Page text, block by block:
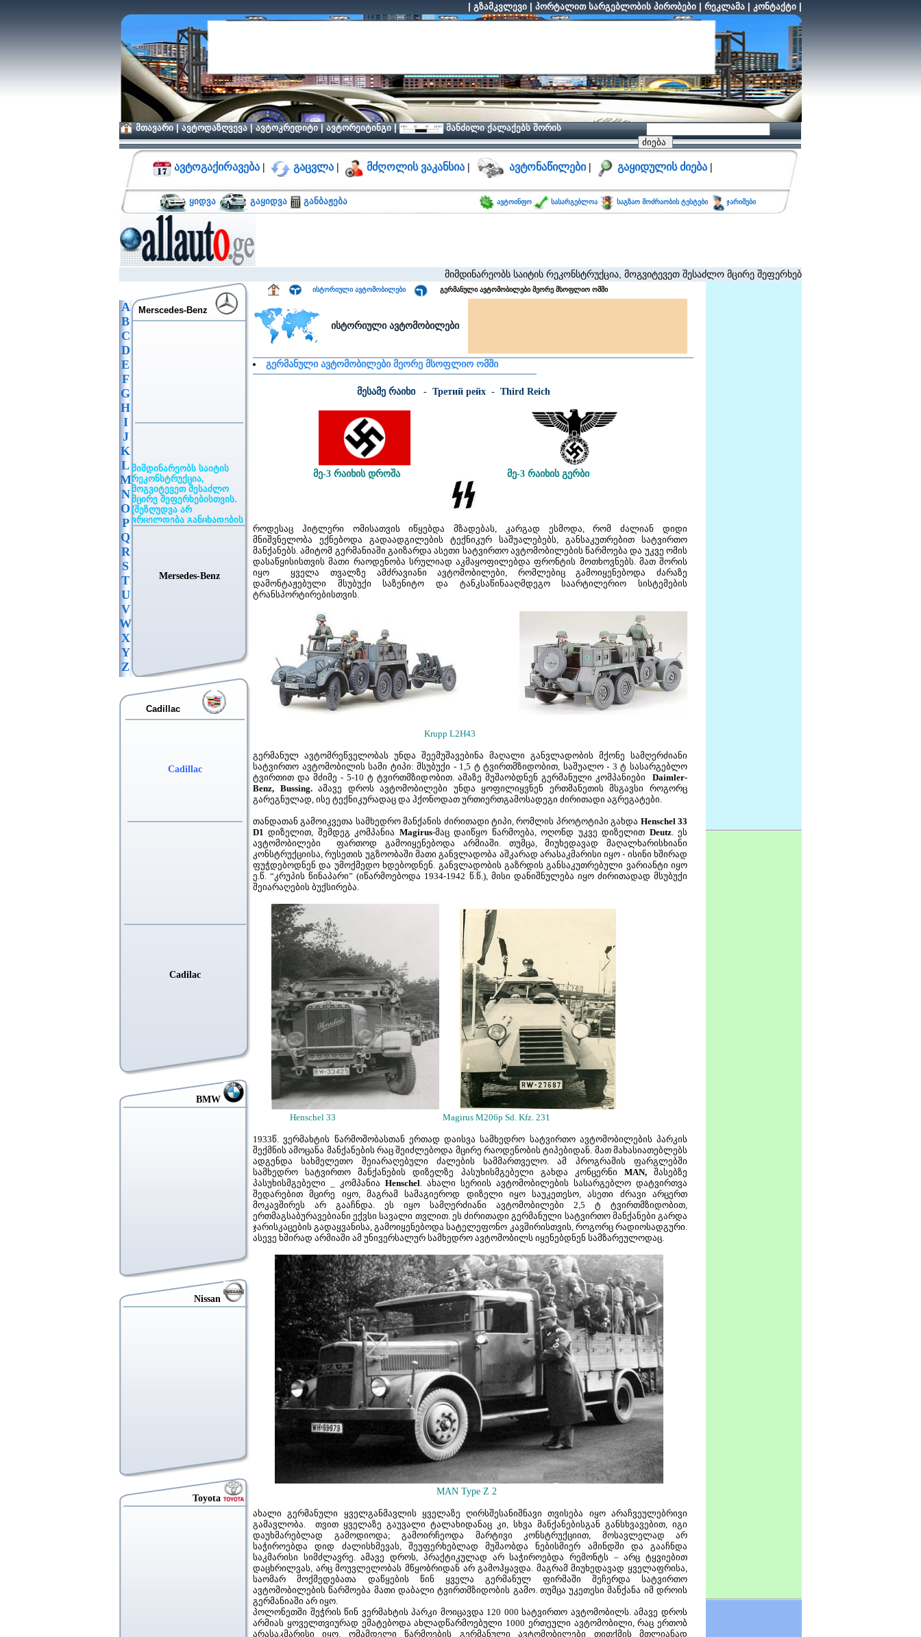
გზამკვლევი პორტალით სარგებლობის პირობები რეკლამა კონტაქტი
მთავარი|ავტოდაზღვევა|ავტოკრედიტი|ავტორეიტინგი| მანძილი ქალაქებს შორის
ავტოგაქირავება | გაცვლა | მძღოლის ვაკანსია | ავტონაწილები| გაყიდულის ძიება |
ყიდვა გაყიდვა განბაჟება ავტოინფო სასარგებლოა საგზაო მოძრაობის ტესტები ჯარიმები
მიმდინარეობს საიტის რეკონსტრუქცია, მოგვიტევეთ შესაძლო მცირე შეფერხებისთვის. (შეზღუდვა არ ვრცელდება
A
B
C
D
E
F
G
H
I
J
K
L
M
N
O
P
Q
R
S
T
U
V
W
X
Y
Z
Merscedes-Benz
რეკონსტრუქცია,
მოგვიტევეთ შესაძლო
მცირე შეფერხებისთვის.
(შეზღუდვა არ
ვრცელდება განცხადების
განთავსებაზე)
Mersedes-Benz
Cadillac
Cadillac
Cadilac
BMW
Nissan
Toyota
ისტორიული ავტომობილები გერმანული ავტომობილები მეორე მსოფლიო ომში
ისტორიული ავტომობილები
გერმანული ავტომობილები მეორე მსოფლიო ომში
მესამე რაიხი - Третий рейх - Third Reich
მე-3 რაიხის დროშა მე-3 რაიხის გერბი
როდესაც ჰიტლერი ომისათვის იწყებდა მზადებას, კარგად ესმოდა, რომძალიან დიდი
მნიშვნელობა ექნებოდა გადაადგილების ტექნიკურ საშუალებებს, განსაკუთრებით სატვირთო
მანქანებს. ამიტომ გერმანიაში გაიზარდა ასეთი სატვირთო ავტომობილების წარმოება და უკვე ომის
დასაწყისისთვის მათი რაოდენობა სრულიად აკმაყოფილებდა ფრონტის მოთხოვნებს. მათ შორის
იყო ყველა თვალზე ამძრავიანი ავტომობილები, რომლებიც გამოიყენებოდა ძარაზე
დამონტაჟებული მსუბუქი საზენიტო და ტანკსაწინააღმდეგო საარტილერიო სისტემების
ტრანსპორტირებისთვის.
Krupp L2H43
გერმანულ ავტომრეწველობას უნდა შეემუშავებინა მაღალი განვლადობის მქონე სამღერძიანი
სატვირთო ავტომობილის სამი ტიპი: მსუბუქი - 1,5 ტ ტვირთმზიდობით, საშუალო - 3 ტ სასარგებლო
ტვირთით და მძიმე - 5-10 ტ ტვირთმზიდობით. ამაზე მუშაობდნენ გერმანული კომპანიები Daimler-
Benz, Bussing.ამავე დროს ავტომობილები უნდა ყოფილიყვნენ ერთმანეთის მსგავსი როგორც
გარეგნულად, ისე ტექნიკურადაც და ჰქონოდათ ურთიერთგამოსადეგი ძირითადი აგრეგატები.
თანდათან გამოიკვეთა სამხედრო მანქანის ძირითადი ტიპი, რომლის პროტოტიპი გახდა Henschel 33
D1 დიზელით, შემდეგ კომპანია Magirus-მაც დაიწყო წარმოება, ოღონდ უკვე დიზელით Deutz. ეს
ავტომობილები ფართოდ გამოიყენებოდა არმიაში. თუმცა, მიუხედავად მაღალხარისხიანი
კონსტრუქციისა, რუსეთის უგზოობაში მათი განვლადობა აშკარად არასაკმარისი იყო - ისინი ხშირად
ფუჭდებოდნენ და უმოქმედო ხდებოდნენ. განვლადობის გაზრდის განსაკუთრებული ვარიანტი იყო
ე.წ. “კრუპის წინაპარი” (იწარმოებოდა 1934-1942 წ.წ.), მისი დანიშნულება იყო ძირითადად მსუბუქი
შეიარაღების ბუქსირება.
Henschel 33 Magirus M206p Sd. Kfz. 231
1933წ. ვერმახტის წარმოშობასთან ერთად დაისვა სამხედრო სატვირთო ავტომობილების პარკის
შექმნის ამოცანა მანქანების რაც შეიძლებოდა მცირე რაოდენობის ტიპებიდან. მათ მახასიათებლებს
ადგენდა სახმელეთო შეიარაღებული ძალების სამმართველო. ამ პროგრამის ფარგლებში
სამხედრო სატვირთო მანქანების დიზელზე პასუხისმგებელი გახდა კონცერნი MAN,შასებზე
პასუხისმგებელი _ კომპანია Henschel. ახალი სერიის ავტომობილების სასარგებლო დატვირთვა
შედარებით მცირე იყო, მაგრამ სამაგიეროდ დიზელი იყო საუკეთესო, ასეთი ძრავი არცერთ
მოკავშირეს არ გააჩნდა. ეს იყო სამღერძიანი ავტომობილები 2,5 ტ ტვირთმზიდობით,
ერთმაგსაბურავებიანი ექვსი სავალი თვლით. ეს ძირითადი გერმანული სატვირთო მანქანები გარდა
ჯარისკაცების გადაყვანისა, გამოიყენებოდა სატელეფონო კავშირისთვის, როგორც რადიოსადგური.
ასევე ხშირად არმიაში ამ უნივერსალურ სამხედრო ავტომობილს იყენებდნენ სამზარეულოდაც.
MAN Type Z 2
ახალი გერმანული ყველგანმავლის ყველაზე ღირსშესანიშნავი თვისება იყო არაჩვეულებრივი
გამავლობა. თვით ყველაზე გაუვალი ტალახიდანაც კი, სხვა მანქანებისგან განსხვავებით, იგი
დაუხმარებლად გამოდიოდა; გამოირჩეოდა მარტივი კონსტრუქციით, მოსავლელად არ
საჭიროებდა დიდ ძალისხმევას, შეუფერხებლად მუშაობდა ნებისმიერ ამინდში და გააჩნდა
საკმარისი სიმძლავრე. ამავე დროს, პრაქტიკულად არ საჭიროებდა რემონტს – არც ტყვიებით
დაცხრილვას, არც მოუვლელობას მწყობრიდან არ გამოჰყავდა. მაგრამ მიუხედავად ყველაფრისა,
საომარ მოქმედებათა დაწყების წინ ყველა გერმანულ ფირმაში შეჩერდა სატვირთო
ავტომობილების წარმოება მათი დაბალი ტვირთმზიდობის გამო. თუმცა უკეთესი მანქანა იმ დროის
გერმანიაში არ იყო.
პოლონეთში შეჭრის წინ ვერმახტის პარკი მოიცავდა 120 000 სატვირთო ავტომობილს. ამავე დროს
არმიას ყოველთვიურად ემატებოდა ახლადწარმოებული 1000 ერთეული ავტომობილი, რაც ერთობ
არასაკმარისი იყო. ომამდელი წარმოების გერმანული ავტომობილები თითქმის მთლიანად